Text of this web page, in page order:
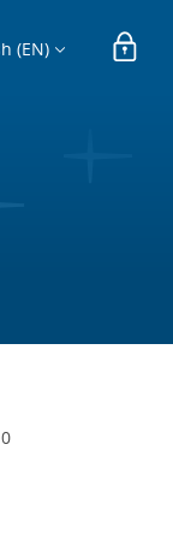
(EN)